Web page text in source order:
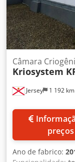
Jersey 1 192 km
Câmara
Kriosystem
preços
Ano de fabrico: